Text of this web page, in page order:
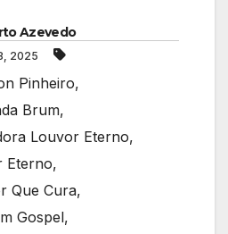
Azevedo
2025
Pinheiro,
Brum,
Louvor Eterno,
Eterno,
Que Cura,
Gospel,